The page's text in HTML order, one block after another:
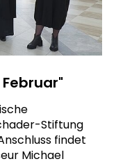
Stiftung
findet
Michael